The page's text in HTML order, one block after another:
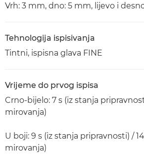
Vrh: 3 mm, dno: 5 mm, lijevo i
Tehnologija ispisivanja
Tintni, ispisna glava FINE
Vrijeme do prvog ispisa
Crno-bijelo: 7 s (iz stanja
mirovanja)
U boji: 9 s (iz stanja pripravnosti) /
mirovanja)